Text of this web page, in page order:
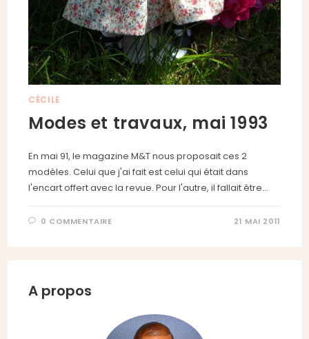
CÉCILE
Modes et travaux, mai 1993
En mai 91, le magazine M&T nous proposait ces 2
modèles. Celui que j'ai fait est celui qui était dans
l'encart offert avec la revue. Pour l'autre, il fallait être…
0 COMMENTAIRE 21 MAI 2011
A propos